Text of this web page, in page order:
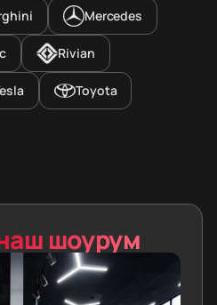
Mercedes
Rivian
Toyota
шоурум